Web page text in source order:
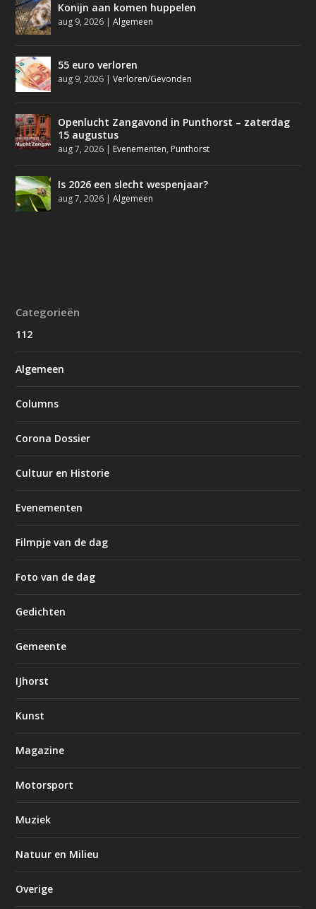
Konijn aan komen huppelen
aug 9, 2026 |Algemeen
55 euro verloren
aug 9, 2026 |Verloren/Gevonden
Openlucht Zangavond in Punthorst – zaterdag
15 augustus
aug 7, 2026 | Evenementen, Punthorst
Is 2026 een slecht wespenjaar?
aug 7, 2026 |Algemeen
Categorieën
112
Algemeen
Columns
Corona Dossier
Cultuur en Historie
Evenementen
Filmpje van de dag
Foto van de dag
Gedichten
Gemeente
IJhorst
Kunst
Magazine
Motorsport
Muziek
Natuur en Milieu
Overige